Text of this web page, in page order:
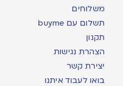
משלוחים
תשלום עם buyme
תקנון
הצהרת נגישות
יצירת קשר
בואו לעבוד איתנו